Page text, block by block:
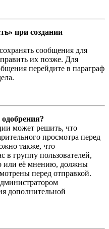
при создании
сообщения для
их позже. Для
перейдите в параграф
может решить, что
просмотра перед
также, что
в группу пользователей,
или её мнению, должны
перед отправкой.
дополнительной